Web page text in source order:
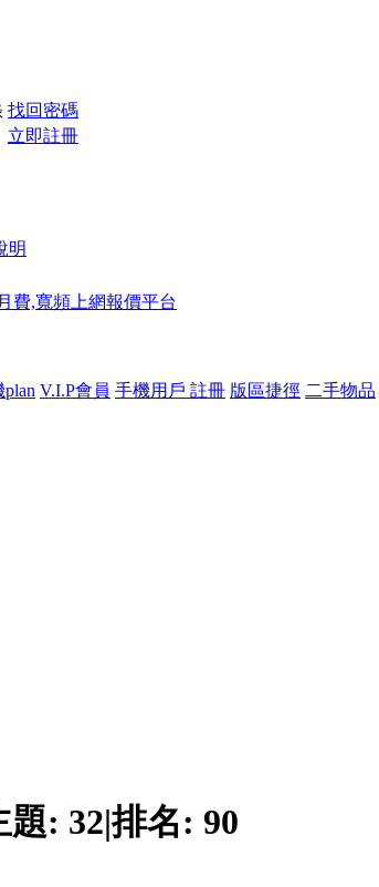
找回密碼
立即註冊
明
費,寬頻上網報價平台
V.I.P會員 手機用戶 註冊 版區捷徑 二手物品
題: 32|排名: 90